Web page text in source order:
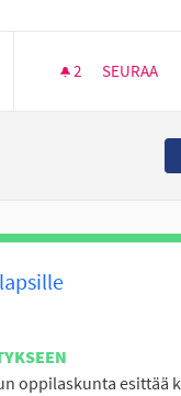
2 2 SEURAAJAA
SEURAA
oppilaskunta esittää